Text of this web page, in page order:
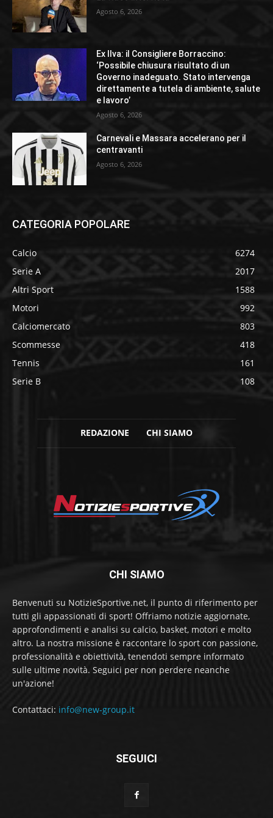
Agosto 6, 2026
Ex Ilva: il Consigliere Borraccino:
‘Possibile chiusura risultato di un
Governo inadeguato. Stato intervenga
direttamente a tutela di ambiente, salute
e lavoro’
Agosto 6, 2026
Carnevali e Massara accelerano per il
centravanti
Agosto 6, 2026
CATEGORIA POPOLARE
Calcio
6274
Serie A
2017
Altri Sport
1588
Motori
992
Calciomercato
803
Scommesse
418
Tennis
161
Serie B
108
REDAZIONE CHI SIAMO
CHI SIAMO
Benvenuti su NotizieSportive.net, il punto di riferimento per
tutti gli appassionati di sport! Offriamo notizie aggiornate,
approfondimenti e analisi su calcio, basket, motori e molto
altro. La nostra missione è raccontare lo sport con passione,
professionalità e obiettività, tenendoti sempre informato
sulle ultime novità. Seguici per non perdere neanche
un'azione!
Contattaci: info@new-group.it
SEGUICI